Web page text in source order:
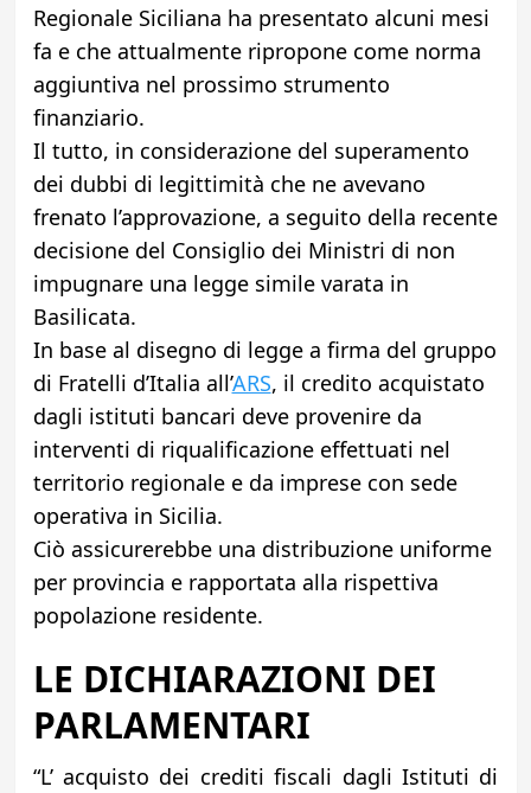
Regionale Siciliana ha presentato alcuni mesi
fa e che attualmente ripropone come norma
aggiuntiva nel prossimo strumento
finanziario.
Il tutto, in considerazione del superamento
dei dubbi di legittimità che ne avevano
frenato l’approvazione, a seguito della recente
decisione del Consiglio dei Ministri di non
impugnare una legge simile varata in
Basilicata.
In base al disegno di legge a firma del gruppo
di Fratelli d’Italia all’ARS, il credito acquistato
dagli istituti bancari deve provenire da
interventi di riqualificazione effettuati nel
territorio regionale e da imprese con sede
operativa in Sicilia.
Ciò assicurerebbe una distribuzione uniforme
per provincia e rapportata alla rispettiva
popolazione residente.
LE DICHIARAZIONI DEI
PARLAMENTARI
“L’ acquisto dei crediti fiscali dagli Istituti di